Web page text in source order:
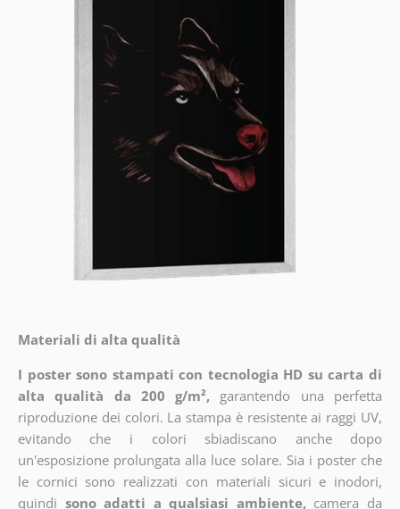
Materiali di alta qualità
I poster sono stampati con tecnologia HD su carta di
alta qualità da 200 g/m², garantendo una perfetta
riproduzione dei colori. La stampa è resistente ai raggi UV,
evitando che i colori sbiadiscano anche dopo
un'esposizione prolungata alla luce solare. Sia i poster che
le cornici sono realizzati con materiali sicuri e inodori,
quindi sono adatti a qualsiasi ambiente, camera da